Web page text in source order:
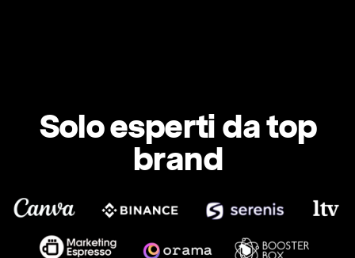
Solo esperti da top
brand